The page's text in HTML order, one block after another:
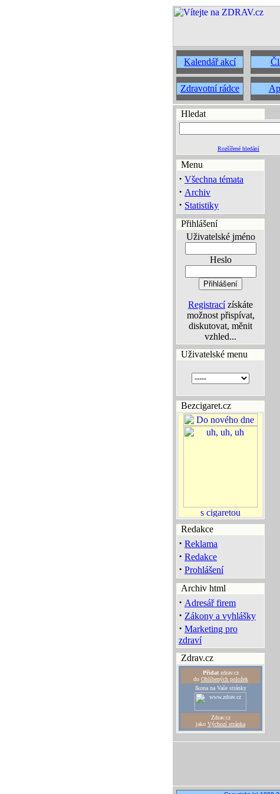
Kalendář akcí
Zdravotní rádce
Hledat
Rozšířené hledání
Menu
· Všechna témata
· Archiv
· Statistiky
Přihlášení
Uživatelské jméno
Heslo
Registracízískáte
možnost přispívat,
diskutovat, měnit
vzhled...
Uživatelské menu
Bezcigaret.cz
Redakce
· Reklama
· Redakce
· Prohlášení
Archiv html
· Adresář firem
· Zákony a vyhlášky
· Marketing pro
zdraví
Zdrav.cz
Přidatzdrav.cz
do Oblíbených položek
Ikona na Vaše stránky
Zdrav.cz
jako Výchozí stránka